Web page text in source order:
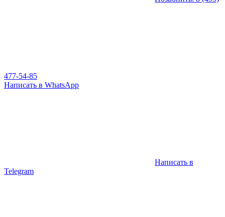
477-54-85
Написать в WhatsApp
Написать в
Telegram